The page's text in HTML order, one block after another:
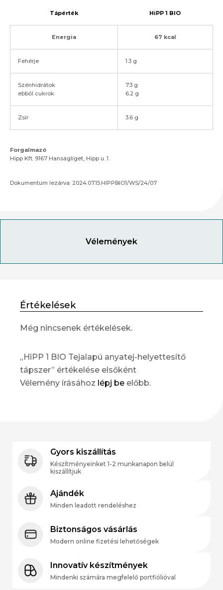
Vélemények
Tápérték HiPP 1 BIO
Energia 67 kcal
Fehérje 1.3 g
Szénhidrátok
ebből cukrok
7.3 g
6.2 g
Zsír 3.6 g
Forgalmazó
Hipp Kft. 9167 Hanságliget, Hipp u. 1.
Dokumentum lezárva: 2024.07.15.HIPPBIO1/WS/24/07
Értékelések
Még nincsenek értékelések.
„HiPP 1 BIO Tejalapú anyatej-helyettesítő
tápszer” értékelése elsőként
Vélemény írásához lépj be előbb.
Gyors kiszállítás
Készítményeinket 1-2 munkanapon belül
kiszállítjuk
Ajándék
Minden leadott rendeléshez
Biztonságos vásárlás
Modern online fizetési lehetőségek
Innovatív készítmények
Mindenki számára megfelelő portfiólióval